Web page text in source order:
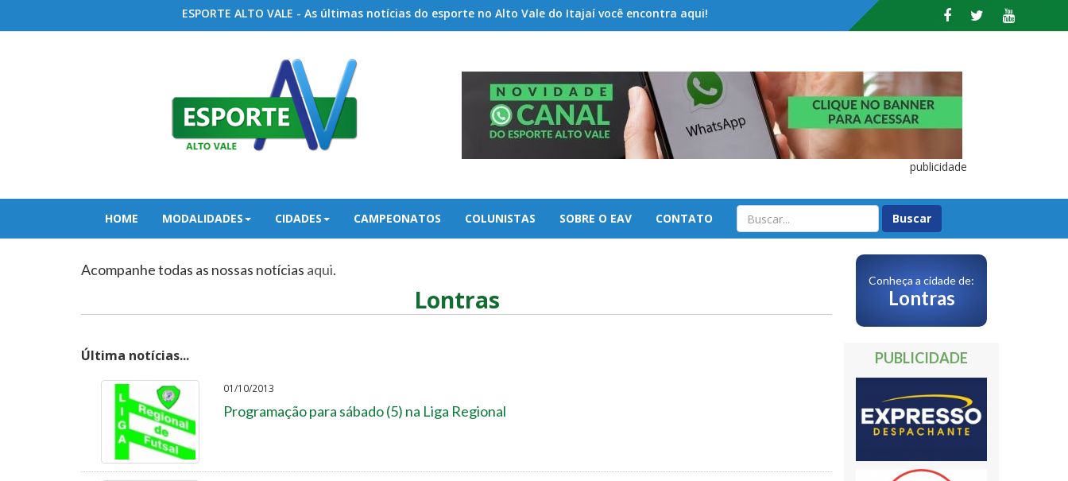
ESPORTE ALTO VALE - As últimas notícias do esporte no Alto Vale do Itajaí você encontra aqui!
publicidade
HOME MODALIDADES CIDADES CAMPEONATOS COLUNISTAS SOBRE O EAV CONTATO
Acompanhe todas as nossas notícias aqui.
Lontras
Última notícias...
01/10/2013
Programação para sábado (5) na Liga Regional
Conheça a cidade de:
Lontras
PUBLICIDADE